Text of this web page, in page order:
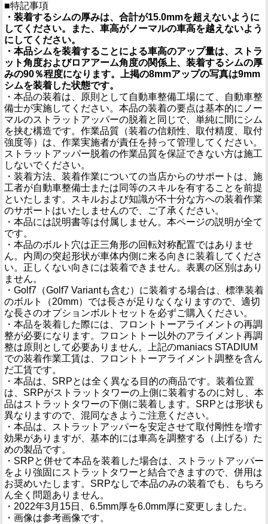
■特記事項
・装着するシムの厚みは、合計が15.0mmを超えないように
してください。また、車高がノーマルの車高を越えないよう
にしてください。
・本品シムを装着することによる車高のアップ量は、ストラ
ット角度およびロアアーム角度の関係上、装着するシムの厚
みの90％程度になります。上掲の8mmアップの写真は9mm
シムを装着した状態です。
・本品の装着は、原則として自動車整備工場にて、自動車整
備士が実施してください。本品の装着の要点は基本的にノー
マルのストラットアッパーの脱着と同じで、単純に間にシム
を挟む構造です。作業品質（装着の信頼性、取付精度、取付
強度等）は、作業実施者が責任を持って管理してください。
ストラットアッパー脱着の作業品質を保証できない方は施工
しないでください。
・装着方法、装着作業についての当店からのサポートは、施
工者が自動車整備士または同等のスキルを有することを前提
といたします。スキルおよび知識が不十分な方への装着作業
のサポートはいたしませんので、ご了承ください。
・本品には説明書等は付属しません。本ページの説明が全て
です。
・本品のボルト穴は正三角形の回転対称配置ではありませ
ん。内周の突起形状が車体内側に来る向きに装着してくださ
い。正しくない向きには装着できません。表裏の区別はあり
ません。
・Golf7（Golf7 Variantも含む）に装着する場合は、標準装着
のボルト（20mm）では長さが足りなくなりますので、適切
な長さのオプションボルトセットを必ずご購入ください。
・本品を装着した際には、フロントトーアライメントの再調
整が必要になります。フロントトー以外のアライメント再調
整は原則として必要ありません。上記のmaniacs STADIUM
での装着作業工賃は、フロントトーアライメント調整を含ん
だ工賃です。
・本品は、SRPとは全く異なる目的の商品です。装着位置
は、SRPがストラットタワーの上側に装着するのに対し、本
品はストラットタワーの下側に装着します。SRPとは形状も
異なりますので、混同なきようご注意ください。
・本品は、ストラットアッパーを安定させて取付剛性を増す
効果がありますが、基本的には車高を調整する（上げる）た
めの製品です。
・SRPと併せて本品を装着した場合は、ストラットアッパー
をより強固にストラットタワーと結合できますので、併用は
お奨めいたします。SRPなしで本品のみの装着でも、もちろ
ん全く問題ありません。
・2022年3月15日、6.5mm厚を6.0mm厚に変更しました。
・画像は参考画像です。